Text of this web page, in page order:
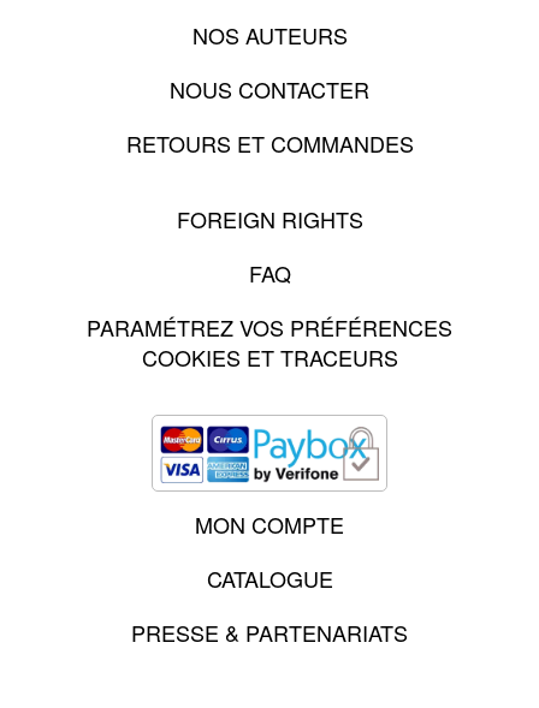
NOS AUTEURS
NOUS CONTACTER
RETOURS ET COMMANDES
FOREIGN RIGHTS
FAQ
PARAMÉTREZ VOS PRÉFÉRENCES
COOKIES ET TRACEURS
MON COMPTE
CATALOGUE
PRESSE & PARTENARIATS